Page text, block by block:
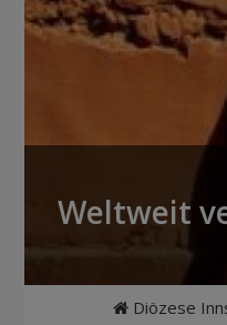
Weltweit
Diözese